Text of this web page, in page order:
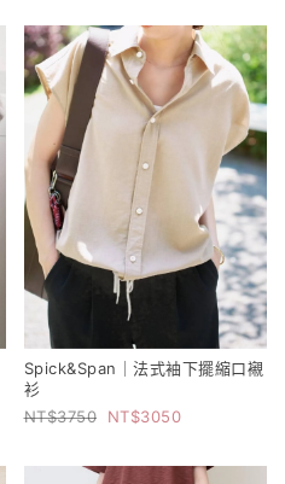
Spick&Span｜法式袖下擺縮口襯
衫
3750
3050